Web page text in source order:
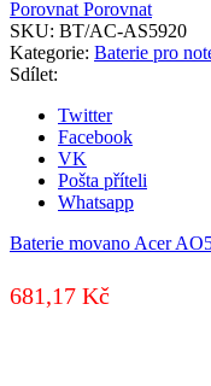
Porovnat Porovnat
SKU: BT/AC-AS5920
Kategorie: Baterie pro
Sdílet:
Twitter
Facebook
VK
Pošta příteli
Whatsapp
Baterie movano Acer
681,17 Kč